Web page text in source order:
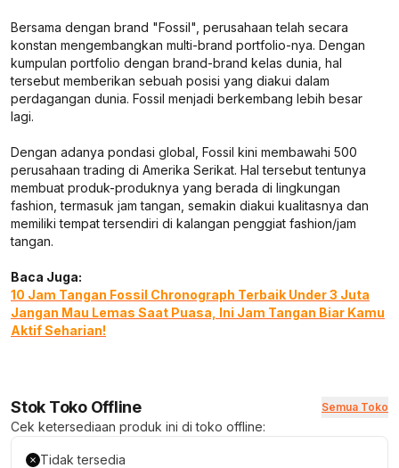
Bersama dengan brand "Fossil", perusahaan telah secara
konstan mengembangkan multi-brand portfolio-nya. Dengan
kumpulan portfolio dengan brand-brand kelas dunia, hal
tersebut memberikan sebuah posisi yang diakui dalam
perdagangan dunia. Fossil menjadi berkembang lebih besar
lagi.
Dengan adanya pondasi global, Fossil kini membawahi 500
perusahaan trading di Amerika Serikat. Hal tersebut tentunya
membuat produk-produknya yang berada di lingkungan
fashion, termasuk jam tangan, semakin diakui kualitasnya dan
memiliki tempat tersendiri di kalangan penggiat fashion/jam
tangan.
Baca Juga:
10 Jam Tangan Fossil Chronograph Terbaik Under 3 Juta
Jangan Mau Lemas Saat Puasa, Ini Jam Tangan Biar Kamu
Aktif Seharian!
Stok Toko Offline Semua Toko
Cek ketersediaan produk ini di toko offline:
Tidak tersedia